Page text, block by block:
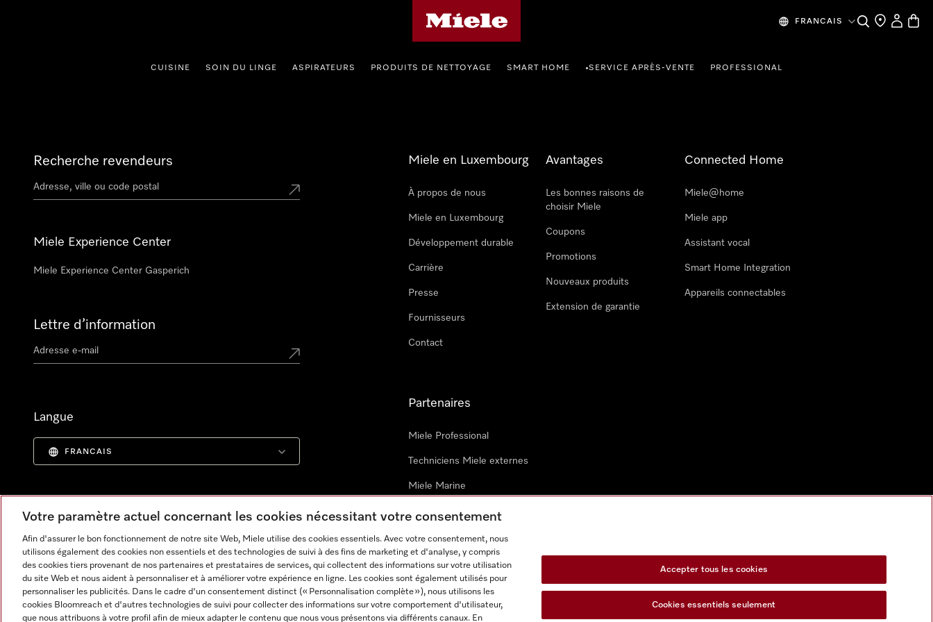
FRANCAIS Recherche
MesPanier
CUISINE SOIN DU LINGE ASPIRATEURS PRODUITS DE NETTOYAGE SMART HOME •SERVICE APRÈS-VENTE PROFESSIONAL
Recherche revendeurs
Miele Experience Center
Miele Experience Center Gasperich
Lettre d’information
Langue
FRANCAIS
Miele en Luxembourg
À propos de nous
Miele en Luxembourg
Développement durable
Carrière
Presse
Fournisseurs
Contact
Avantages
Les bonnes raisons de
choisir Miele
Coupons
Promotions
Nouveaux produits
Extension de garantie
Connected Home
Miele@home
Miele app
Assistant vocal
Smart Home Integration
Appareils connectables
Partenaires
Miele Professional
Techniciens Miele externes
Miele Marine
Architectes & promoteurs
Informations légales CGV Protection des données Conditions d’utilisation Déclaration d'accessibilité
Formulaire de rétractation
Votre paramètre actuel concernant les cookies nécessitant votre consentement
Afin d'assurer le bon fonctionnement de notre site Web, Miele utilise des cookies essentiels. Avec votre consentement, nous
utilisons également des cookies non essentiels et des technologies de suivi à des fins de marketing et d'analyse, y compris
des cookies tiers provenant de nos partenaires et prestataires de services, qui collectent des informations sur votre utilisation
du site Web et nous aident à personnaliser et à améliorer votre expérience en ligne. Les cookies sont également utilisés pour
personnaliser les publicités. Dans le cadre d'un consentement distinct (« Personnalisation complète »), nous utilisons les
cookies Bloomreach et d'autres technologies de suivi pour collecter des informations sur votre comportement d'utilisateur,
que nous attribuons à votre profil afin de mieux adapter le contenu que nous vous présentons via différents canaux. En
Accepter tous les cookies
Cookies essentiels seulement